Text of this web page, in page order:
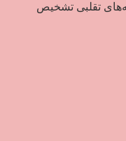
تقلبی تشخیص